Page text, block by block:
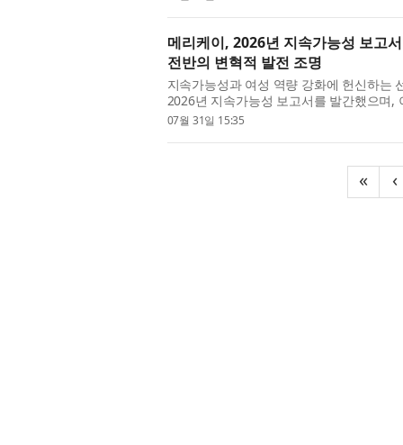
메리케이, 2026년 지속가능성 보고
전반의 변혁적 발전 조명
지속가능성과 여성 역량 강화에 헌신하는
2026년 지속가능성 보고서를 발간했으며
2025년 및 최근 성과를 조명하며 전 세계
07월 31일 15:35
« ‹